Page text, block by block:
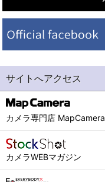
サイトへアクセス
カメラ専門店 MapCamera
カメラWEBマガジン